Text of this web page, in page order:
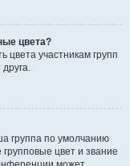
цвета?
цвета участникам групп
группа по умолчанию
групповые цвет и звание